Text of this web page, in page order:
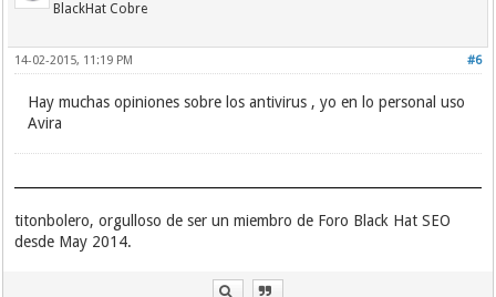
BlackHat Cobre
#6
14-02-2015, 11:19 PM
Hay muchas opiniones sobre los antivirus , yo en lo personal uso
Avira
titonbolero, orgulloso de ser un miembro de Foro Black Hat SEO
desde May 2014.